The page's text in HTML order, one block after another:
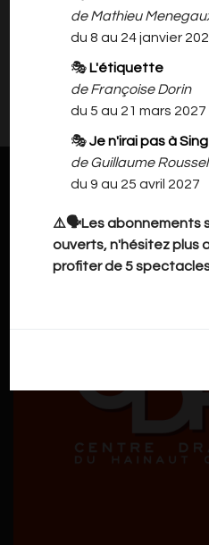
de Mathieu
du 8 au 24 janvier
🎭 L'étiquette
de Françoise Dorin
du 5 au 21 mars 2027
🎭Je n'irai pas à
de Guillaume Roussel
du 9 au 25 avril 2027
⚠️🗣️Les abonnements
ouverts, n'hésitez plus
profiter de 5
l'enfant!
Il n'y a rien à vous
Veuillez